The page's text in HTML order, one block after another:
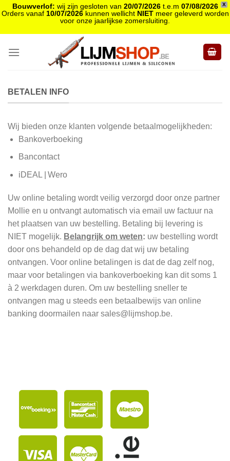
X
Bouwverlof: wij zijn gesloten van 20/07/2026t.e.m 07/08/2026
Orders vanaf 10/07/2026kunnen wellicht NIETmeer geleverd worden
voor onze jaarlijkse zomersluiting.
BETALEN INFO
Wij bieden onze klanten volgende betaalmogelijkheden:
Bankoverboeking
Bancontact
iDEAL | Wero
Uw online betaling wordt veilig verzorgd door onze partner
Mollie en u ontvangt automatisch via email uw factuur na
het plaatsen van uw bestelling. Betaling bij levering is
NIET mogelijk. Belangrijk om weten: uw bestelling wordt
door ons behandeld op de dag dat wij uw betaling
ontvangen. Voor online betalingen is dat de dag zelf nog,
maar voor betalingen via bankoverboeking kan dit soms 1
à 2 werkdagen duren. Om uw bestelling sneller te
ontvangen mag u steeds een betaalbewijs van online
banking doormailen naar sales@lijmshop.be.